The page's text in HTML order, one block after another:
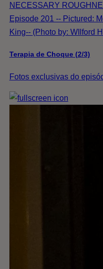
NECESSARY
Episode 201 -- Pictured:
King-- (Photo by: WIlford
Terapia de Choque (2/3)
Fotos exclusivas do